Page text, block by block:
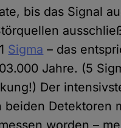
bis das Signal
Sigma – das
Jahre. (5
Der
beiden Detektoren